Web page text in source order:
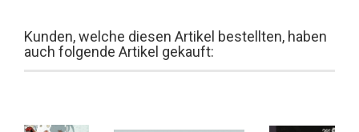
Kunden, welche diesen Artikel bestellten, haben
auch folgende Artikel gekauft: